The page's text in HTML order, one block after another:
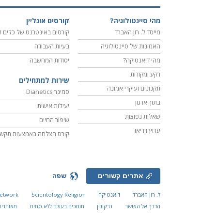
מהי סיינטולוגיה?
מייסד ל. רון האברד
האמונות של סיינטולוגיה
מהי דיאנטיקה?
רקע ומקורות
תקנונים ועיקרי אמונה
בתוך ארגון
שאלות נפוצות
ערוץ וידיאו
קורסים אונליין
קורסים באינטרנט של כלים
בעיות העבודה
יסודות המחשבה
שירות למתחילים
סמינר Dianetics
יעילות אישית
שיפור החיים
קורס הצלחה באמצעות
אתרים קשורים שפה
ל. רון האברד דיאנטיקה
Scientology Religion
הדרך אל האושר
נרקונון תומכים בעולם ללא סמים